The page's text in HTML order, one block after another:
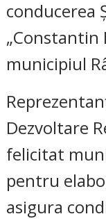
conducerea
„Constantin
municipiul
Dezvoltare
felicitat
pentru
asigura